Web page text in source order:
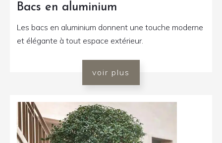
Bacs en aluminium
Les bacs en aluminium donnent une touche moderne
et élégante à tout espace extérieur.
voir plus